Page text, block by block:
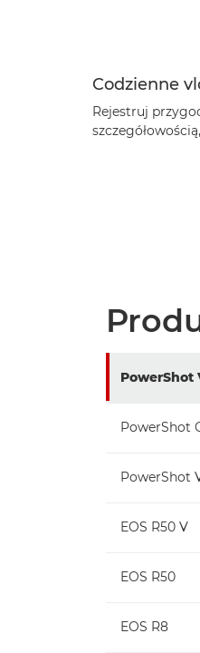
Codzienne
Rejestruj
PowerShot
PowerShot
PowerShot
EOS R50 V
EOS R50
EOS R8